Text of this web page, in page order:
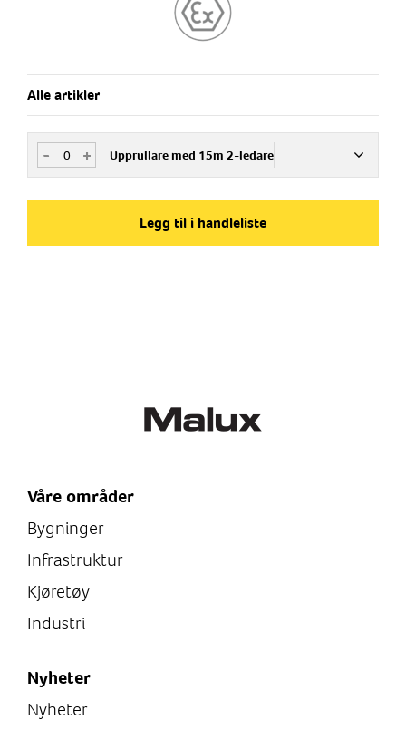
Alle artikler
+
- Upprullare med 15m 2-ledare
Art.nr
1, 2, 21, 22
Legg til i handleliste
Våre områder
Bygninger
Infrastruktur
Kjøretøy
Industri
Nyheter
Nyheter